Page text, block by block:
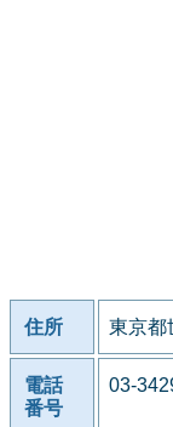
住所 東京都
電話
番号
03-